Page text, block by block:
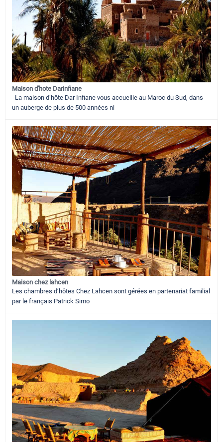
Maison d'hote Darinfiane
La maison d’hôte Dar Infiane vous accueille au Maroc du Sud, dans
un auberge de plus de 500 années ni
Maison chez lahcen
Les chambres d’hôtes Chez Lahcen sont gérées en partenariat familial
par le français Patrick Simo